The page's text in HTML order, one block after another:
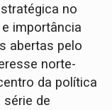
no
importância
abertas pelo
norte-
da política
de